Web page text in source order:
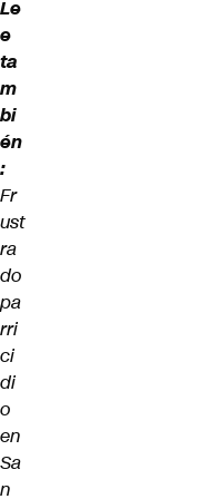
Le
e
ta
m
bi
én
:
Fr
ust
ra
do
pa
rri
ci
di
o
en
Sa
n